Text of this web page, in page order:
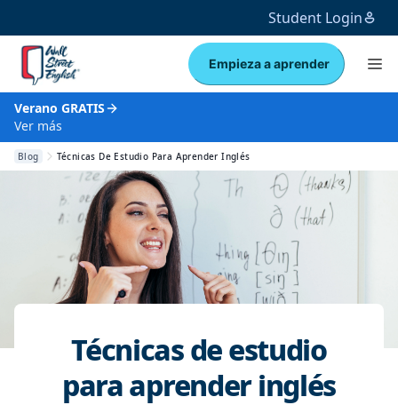
Student Login
Empieza a aprender
Verano GRATIS
Ver más
Blog Técnicas De Estudio Para Aprender Inglés
Técnicas de estudio
para aprender inglés